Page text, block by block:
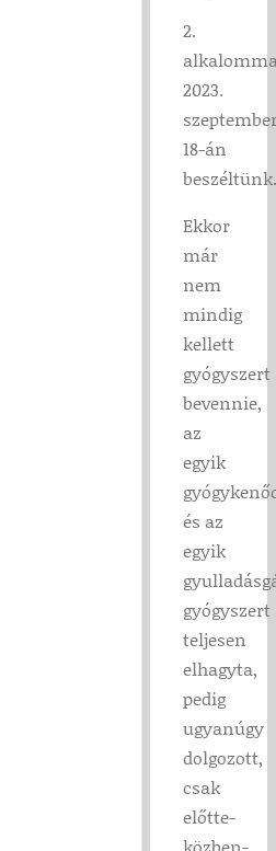
2.
2023.
18-án
beszéltünk.
Ekkor
már
nem
mindig
kellett
gyógyszert
bevennie,
az
egyik
és az
egyik
gyógyszert
teljesen
elhagyta,
pedig
ugyanúgy
dolgozott,
csak
előtte-
közben-